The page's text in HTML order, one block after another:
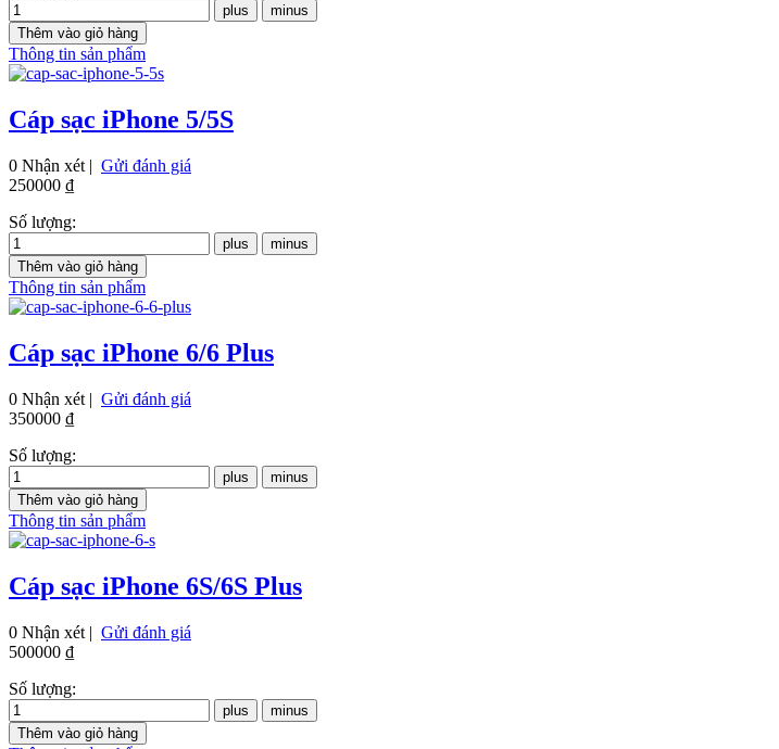
Thông tin sản phẩm
Cáp sạc iPhone 5/5S
0 Nhận xét | Gửi đánh giá
250000 ₫
Số lượng:
Thông tin sản phẩm
Cáp sạc iPhone 6/6 Plus
0 Nhận xét | Gửi đánh giá
350000 ₫
Số lượng:
Thông tin sản phẩm
Cáp sạc iPhone 6S/6S Plus
0 Nhận xét | Gửi đánh giá
500000 ₫
Số lượng: